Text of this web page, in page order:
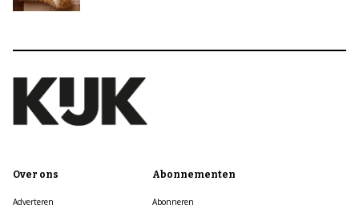
Over ons
Adverteren
Abonnementen
Abonneren